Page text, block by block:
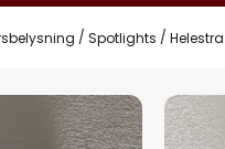
Spotlights